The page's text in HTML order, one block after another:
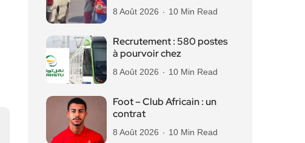
8 Août 2026 10 Min Read
Recrutement : 580 postes
à pourvoir chez
8 Août 2026 10 Min Read
Foot – Club Africain : un
contrat
8 Août 2026 10 Min Read